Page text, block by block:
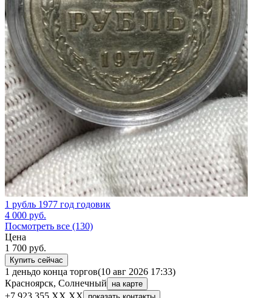
1 рубль 1977 год годовик
4 000 руб.
Посмотреть все (130)
Цена
1 700 руб.
Купить сейчас
1 деньдо конца торгов(10 авг 2026 17:33)
Красноярск, Солнечный
на карте